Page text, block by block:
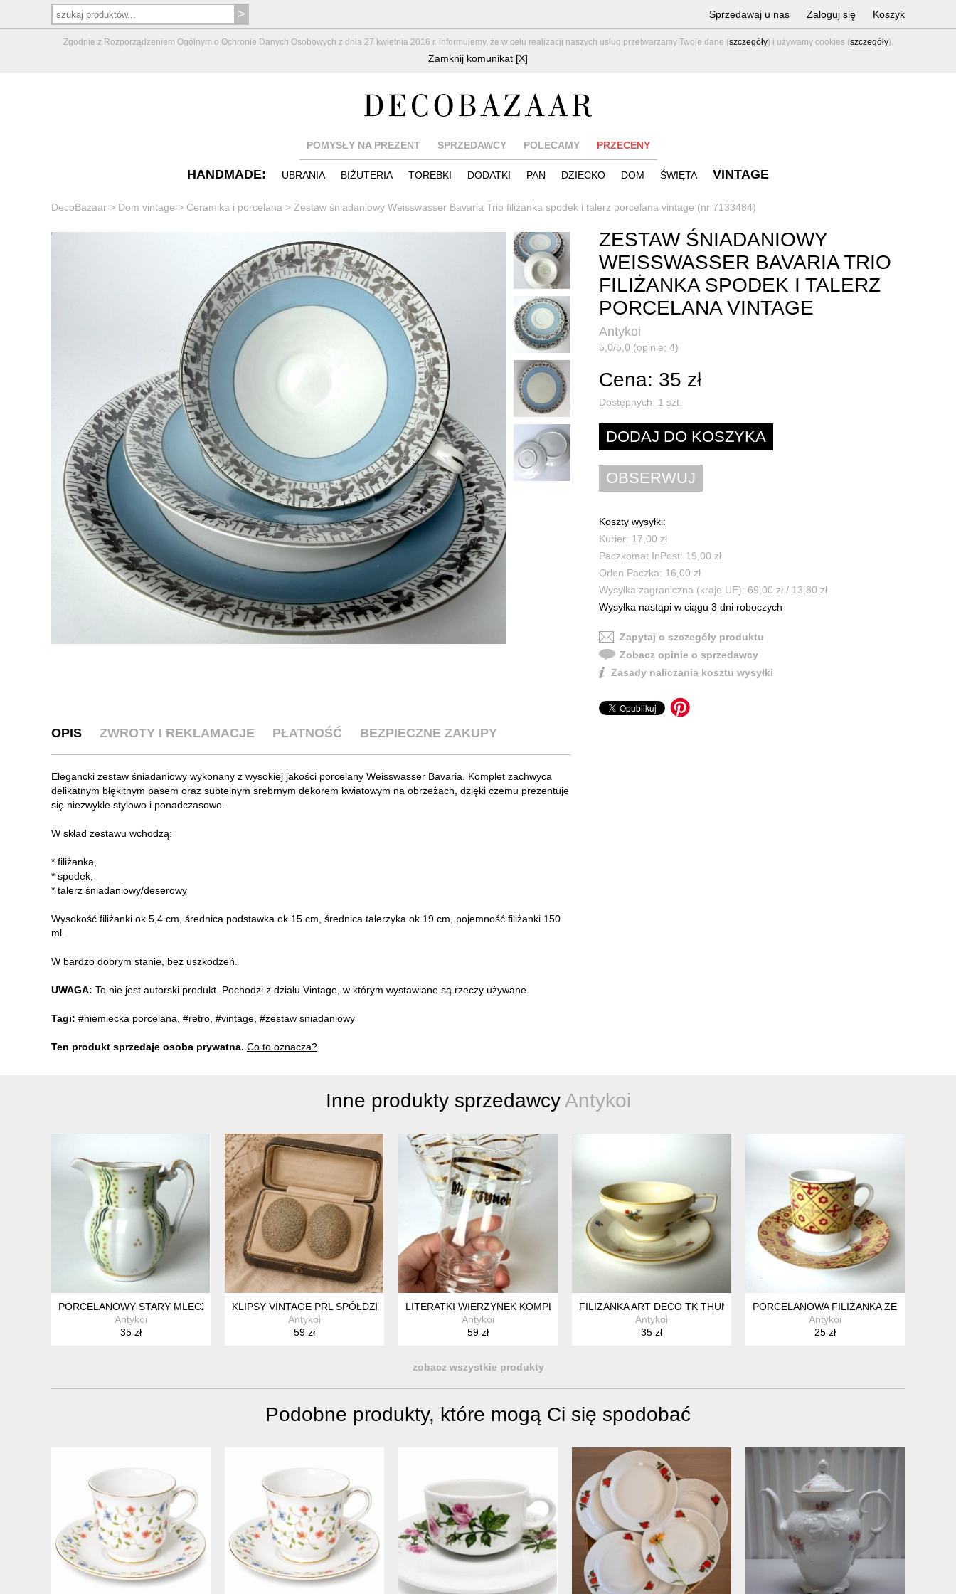
Zgodnie z Rozporządzeniem Ogólnym o Ochronie Danych Osobowych z dnia 27 kwietnia 2016 r. informujemy, że w celu realizacji naszych usług przetwarzamy Twoje dane (szczegóły) i używamy cookies (szczegóły).
Zamknij komunikat [X]
Sprzedawaj u nas Zaloguj się Koszyk
POMYSŁY NA PREZENT SPRZEDAWCY POLECAMY PRZECENY
HANDMADE: UBRANIA BIŻUTERIA TOREBKI DODATKI PAN DZIECKO DOM ŚWIĘTA VINTAGE
DecoBazaar > Dom vintage > Ceramika i porcelana > Zestaw śniadaniowy Weisswasser Bavaria Trio filiżanka spodek i talerz porcelana vintage (nr 7133484)
ZESTAW ŚNIADANIOWY
WEISSWASSER BAVARIA TRIO
FILIŻANKA SPODEK I TALERZ
PORCELANA VINTAGE
Antykoi
5,0/5,0 (opinie: 4)
Cena: 35 zł
Dostępnych: 1 szt.
Koszty wysyłki:
Kurier: 17,00 zł
Paczkomat InPost: 19,00 zł
Orlen Paczka: 16,00 zł
Wysyłka zagraniczna (kraje UE): 69,00 zł / 13,80 zł
Wysyłka nastąpi w ciągu 3 dni roboczych
Zapytaj o szczegóły produktu
Zobacz opinie o sprzedawcy
Zasady naliczania kosztu wysyłki
OPIS ZWROTY I REKLAMACJE PŁATNOŚĆ BEZPIECZNE ZAKUPY
Elegancki zestaw śniadaniowy wykonany z wysokiej jakości porcelany Weisswasser Bavaria. Komplet zachwyca
delikatnym błękitnym pasem oraz subtelnym srebrnym dekorem kwiatowym na obrzeżach, dzięki czemu prezentuje
się niezwykle stylowo i ponadczasowo.
W skład zestawu wchodzą:
* filiżanka,
* spodek,
* talerz śniadaniowy/deserowy
Wysokość filiżanki ok 5,4 cm, średnica podstawka ok 15 cm, średnica talerzyka ok 19 cm, pojemność filiżanki 150
ml.
W bardzo dobrym stanie, bez uszkodzeń.
UWAGA: To nie jest autorski produkt. Pochodzi z działu Vintage, w którym wystawiane są rzeczy używane.
Tagi: #niemiecka porcelana #retro #vintage #zestaw śniadaniowy
Ten produkt sprzedaje osoba prywatna. Co to oznacza?
Inne produkty sprzedawcy Antykoi
PORCELANOWY STARY MLECZNIK OSCAR SCHLEGELMILCH TURYNGIA ART DECO LATA 20 VINTAGE
Antykoi
35 zł
KLIPSY VINTAGE PRL SPÓŁDZIELNIA "PRZEMYSŁAW" KOLCZYKI NOWE W FOLII KOLEKCJONERSKIE LATA 70
Antykoi
59 zł
LITERATKI WIERZYNEK KOMPLET 6 SZKLANEK KULTOWA RESTAURACJA PRL LATA 70/80 VINTAGE
Antykoi
59 zł
FILIŻANKA ART DECO TK THUN BOHEMIA CZECHOSŁOWACJA PORCELANA
Antykoi
35 zł
PORCELANOWA FILIŻANKA ZE
Antykoi
25 zł
zobacz wszystkie produkty
Podobne produkty, które mogą Ci się spodobać